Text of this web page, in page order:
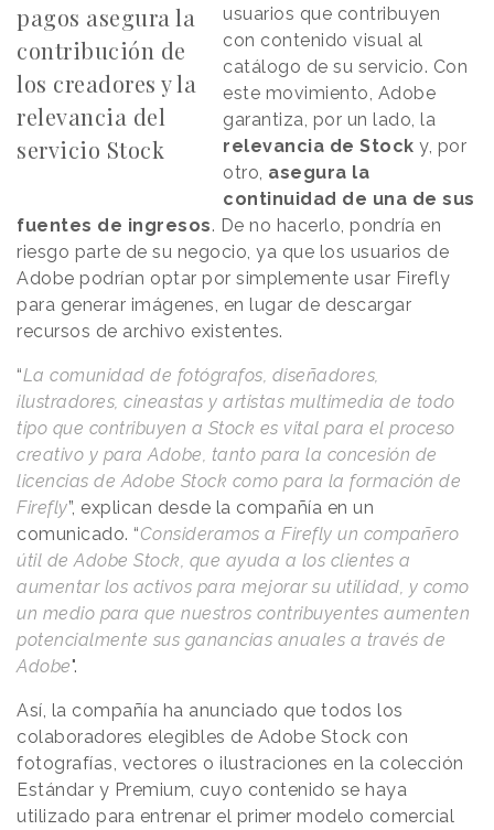
pagos asegura la
contribución de
los creadores y la
relevancia del
servicio Stock
usuarios que contribuyen
con contenido visual al
catálogo de su servicio. Con
este movimiento, Adobe
garantiza, por un lado, la
relevancia de Stock y, por
otro, asegura la
continuidad de una de sus
fuentes de ingresos. De no hacerlo, pondría en
riesgo parte de su negocio, ya que los usuarios de
Adobe podrían optar por simplemente usar Firefly
para generar imágenes, en lugar de descargar
recursos de archivo existentes.
“La comunidad de fotógrafos, diseñadores,
ilustradores, cineastas y artistas multimedia de todo
tipo que contribuyen a Stock es vital para el proceso
creativo y para Adobe, tanto para la concesión de
licencias de Adobe Stock como para la formación de
Firefly”, explican desde la compañía en un
comunicado. “Consideramos a Firefly un compañero
útil de Adobe Stock, que ayuda a los clientes a
aumentar los activos para mejorar su utilidad, y como
un medio para que nuestros contribuyentes aumenten
potencialmente sus ganancias anuales a través de
Adobe".
Así, la compañía ha anunciado que todos los
colaboradores elegibles de Adobe Stock con
fotografías, vectores o ilustraciones en la colección
Estándar y Premium, cuyo contenido se haya
utilizado para entrenar el primer modelo comercial